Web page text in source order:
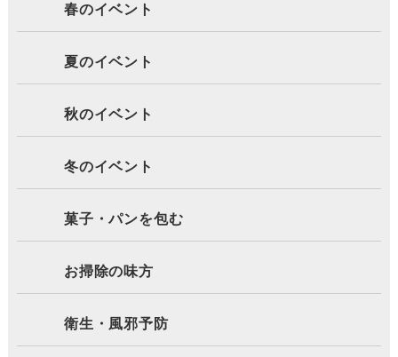
春のイベント
夏のイベント
秋のイベント
冬のイベント
菓子・パンを包む
お掃除の味方
衛生・風邪予防